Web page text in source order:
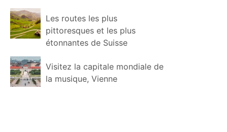
Les routes les plus
pittoresques et les plus
étonnantes de Suisse
Visitez la capitale mondiale de
la musique, Vienne